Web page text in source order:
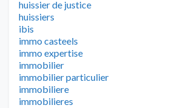
huissier de justice
huissiers
ibis
immo casteels
immo expertise
immobilier
immobilier particulier
immobiliere
immobilieres